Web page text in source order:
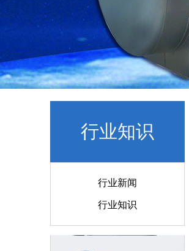
行业知识
行业新闻
行业知识
钢衬四氟储罐